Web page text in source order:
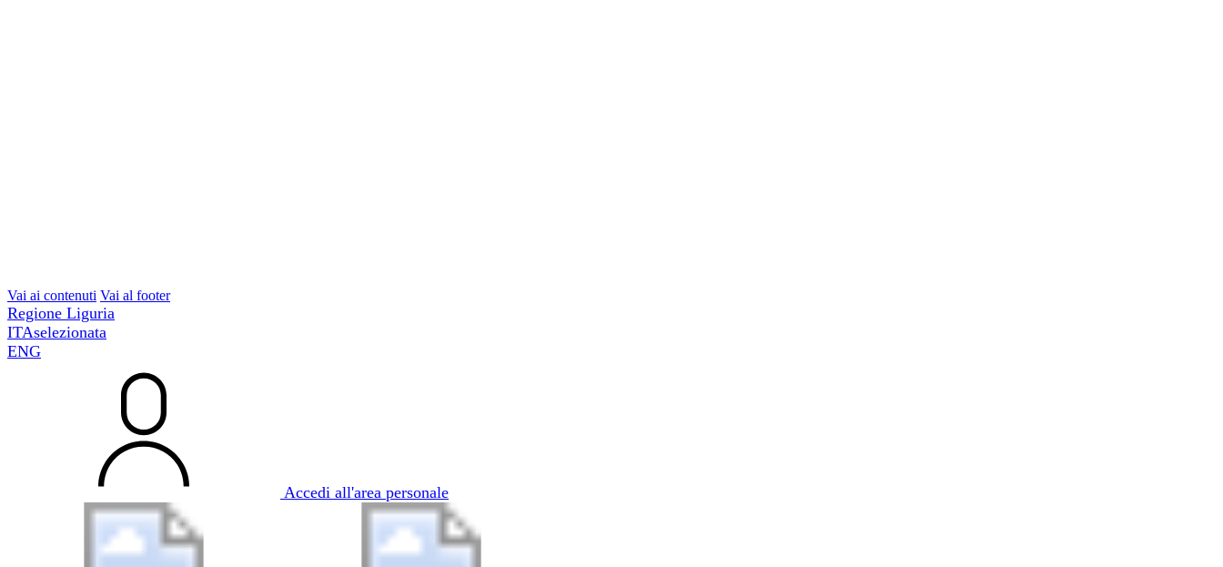
Vai ai contenuti Vai al footer
Regione Liguria
ITAselezionata
ENG
Accedi all'area personale